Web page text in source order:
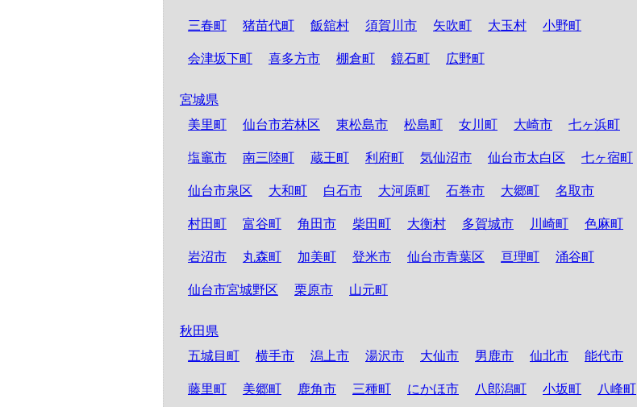
三春町 猪苗代町 飯舘村 須賀川市 矢吹町 大玉村 小野町
会津坂下町 喜多方市 棚倉町 鏡石町 広野町
宮城県
美里町
仙台市若林区 東松島市 松島町 女川町 大崎市 七ヶ浜町
塩竈市 南三陸町 蔵王町 利府町 気仙沼市 仙台市太白区 七ヶ宿町
仙台市泉区 大和町 白石市 大河原町 石巻市 大郷町 名取市
村田町 富谷町 角田市 柴田町 大衡村 多賀城市 川崎町 色麻町
岩沼市 丸森町 加美町 登米市 仙台市青葉区 亘理町 涌谷町
仙台市宮城野区 栗原市 山元町
秋田県
五城目町
横手市 潟上市 湯沢市 大仙市 男鹿市 仙北市 能代市
藤里町 美郷町 鹿角市 三種町 にかほ市 八郎潟町 小坂町 八峰町